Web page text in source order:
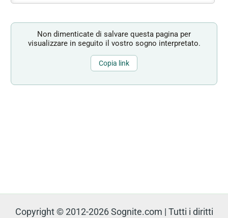
Non dimenticate di salvare questa pagina per
visualizzare in seguito il vostro sogno interpretato.
Copia link
Copyright © 2012-2026 Sognite.com | Tutti i diritti